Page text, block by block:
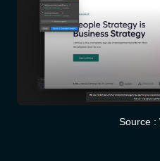
Source :